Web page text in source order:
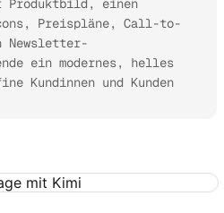
Produktbild, einen
Preispläne, Call-to-
Newsletter-
ein modernes, helles
Kundinnen und Kunden